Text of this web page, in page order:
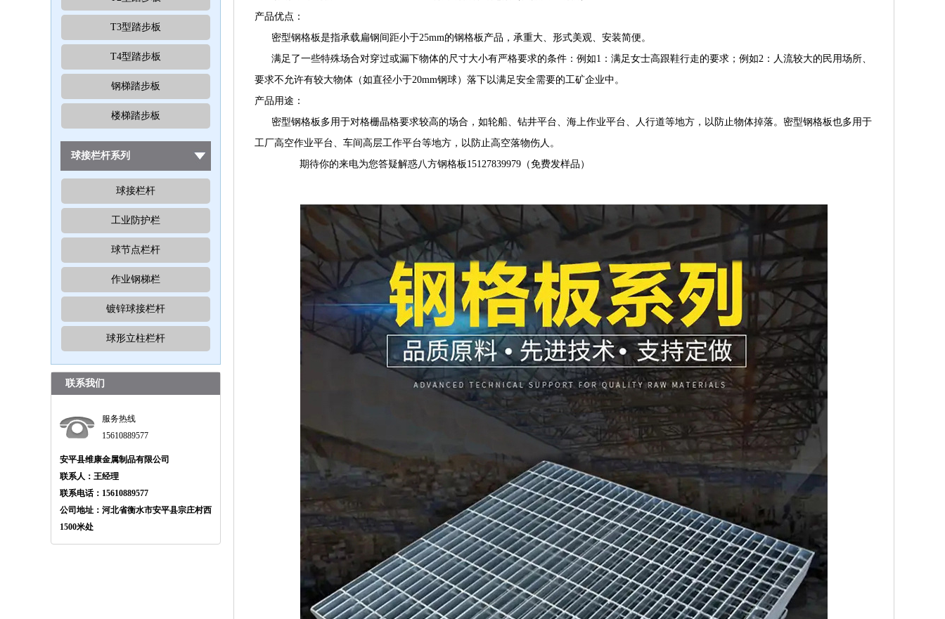
T3型踏步板
T4型踏步板
钢梯踏步板
楼梯踏步板
球接栏杆系列
球接栏杆
工业防护栏
球节点栏杆
作业钢梯栏
镀锌球接栏杆
球形立柱栏杆
联系我们
服务热线
15610889577
安平县维康金属制品有限公司
联系人：王经理
联系电话：15610889577
公司地址：河北省衡水市安平县宗庄村西
1500米处
产品优点：
密型钢格板是指承载扁钢间距小于25mm的钢格板产品，承重大、形式美观、安装简便。
满足了一些特殊场合对穿过或漏下物体的尺寸大小有严格要求的条件：例如1：满足女士高跟鞋行走的要求；例如2：人流较大的民用场所、
要求不允许有较大物体（如直径小于20mm钢球）落下以满足安全需要的工矿企业中。
产品用途：
密型钢格板多用于对格栅晶格要求较高的场合，如轮船、钻井平台、海上作业平台、人行道等地方，以防止物体掉落。密型钢格板也多用于
工厂高空作业平台、车间高层工作平台等地方，以防止高空落物伤人。
期待你的来电为您答疑解惑八方钢格板15127839979（免费发样品）